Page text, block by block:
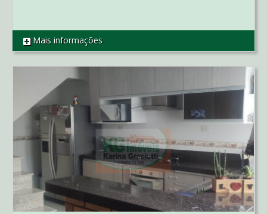
REF SO2700
Mais informações